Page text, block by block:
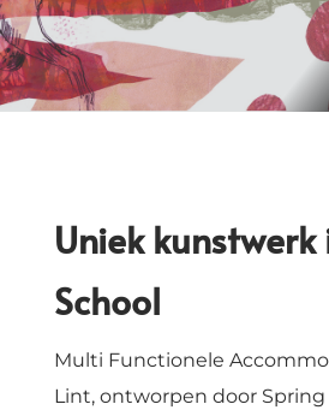
Uniek kunstwerk
School
Multi Functionele
Lint, ontworpen door